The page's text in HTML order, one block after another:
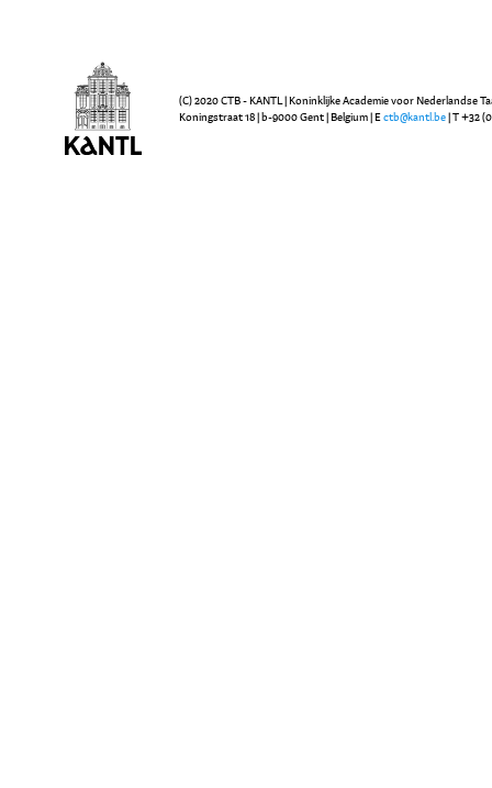
(C) 2020 CTB - KANTL | Koninklijke Academie voor Nederlandse
Koningstraat 18 | b-9000 Gent | Belgium | E ctb@kantl.be | T +32